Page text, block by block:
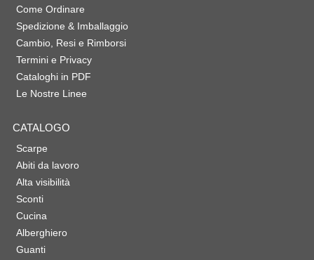
Come Ordinare
Spedizione & Imballaggio
Cambio, Resi e Rimborsi
Termini e Privacy
Cataloghi in PDF
Le Nostre Linee
CATALOGO
Scarpe
Abiti da lavoro
Alta visibilità
Sconti
Cucina
Alberghiero
Guanti